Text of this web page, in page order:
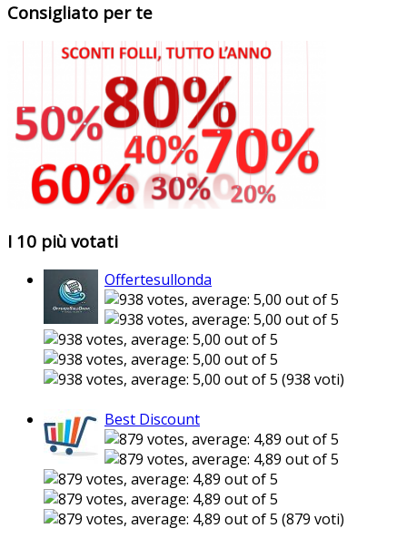
Consigliato per te
I 10 più votati
Offertesullonda
(938 voti)
Best Discount
(879 voti)